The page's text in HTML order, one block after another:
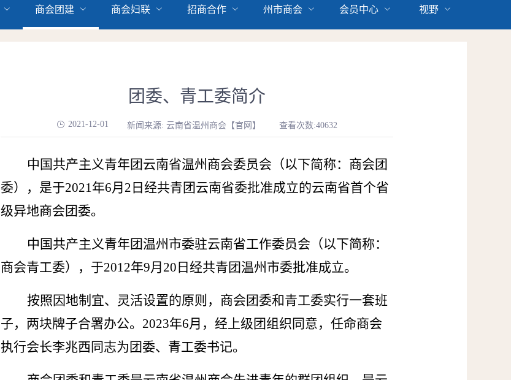
商会团建 商会妇联 招商合作 州市商会 会员中心 视野
团委、青工委简介
2021-12-01 新闻来源: 云南省温州商会【官网】 查看次数:40632
中国共产主义青年团云南省温州商会委员会（以下简称：商会团
委），是于2021年6月2日经共青团云南省委批准成立的云南省首个省
级异地商会团委。
中国共产主义青年团温州市委驻云南省工作委员会（以下简称：
商会青工委），于2012年9月20日经共青团温州市委批准成立。
按照因地制宜、灵活设置的原则，商会团委和青工委实行一套班
子，两块牌子合署办公。 2023年6月， 经 上级团组织同意，任命商会
执行会长李兆西同志为团委、青工委书记。